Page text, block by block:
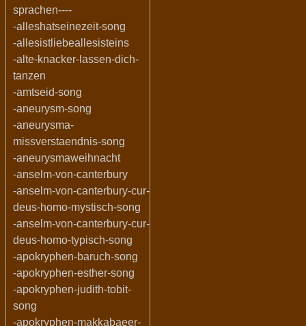
sprachen----
-alleshatseinezeit-song
-allesistliebeallesisteins
-alte-knacker-lassen-dich-
tanzen
-amtseid-song
-aneurysm-song
-aneurysma-
missverstaendnis-song
-aneurysmaweihnacht
-anselm-von-canterbury
-anselm-von-canterbury-cur-
deus-homo-mystisch-song
-anselm-von-canterbury-cur-
deus-homo-typisch-song
-apokryphen-baruch-song
-apokryphen-esther-song
-apokryphen-judith-tobit-
song
-apokryphen-makkabaeer-